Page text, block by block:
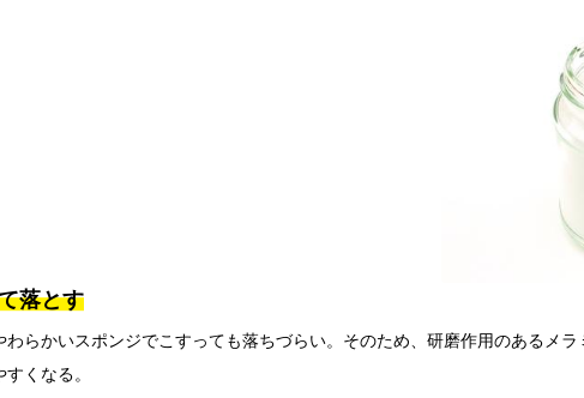
落とす
わらかいスポンジでこすっても落ちづらい。そのため、研磨作用のあるメ
くなる。